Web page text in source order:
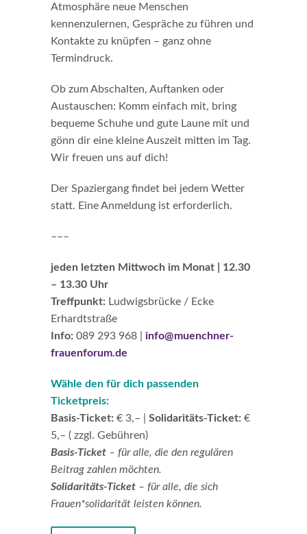
Atmosphäre neue Menschen
kennenzulernen, Gespräche zu führen und
Kontakte zu knüpfen – ganz ohne
Termindruck.
Ob zum Abschalten, Auftanken oder
Austauschen: Komm einfach mit, bring
bequeme Schuhe und gute Laune mit und
gönn dir eine kleine Auszeit mitten im Tag.
Wir freuen uns auf dich!
Der Spaziergang findet bei jedem Wetter
statt. Eine Anmeldung ist erforderlich.
–––
jeden letzten Mittwoch im Monat | 12.30
– 13.30 Uhr
Treffpunkt: Ludwigsbrücke / Ecke
Erhardtstraße
Info: 089 293 968 |
info@muenchner-
frauenforum.de
Wähle den für dich passenden
Ticketpreis:
Basis-Ticket: € 3,– | Solidaritäts-Ticket: €
5,– ( zzgl. Gebühren)
Basis-Ticket – für alle, die den regulären
Beitrag zahlen möchten.
Solidaritäts-Ticket – für alle, die sich
Frauen*solidarität leisten können.